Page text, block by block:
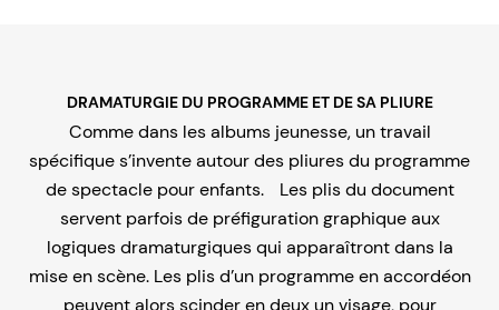
DRAMATURGIE DU PROGRAMME ET DE SA PLIURE
Comme dans les albums jeunesse, un travail
spécifique s’invente autour des pliures du programme
de spectacle pour enfants. Les plis du document
servent parfois de préfiguration graphique aux
logiques dramaturgiques qui apparaîtront dans la
mise en scène. Les plis d’un programme en accordéon
peuvent alors scinder en deux un visage, pour